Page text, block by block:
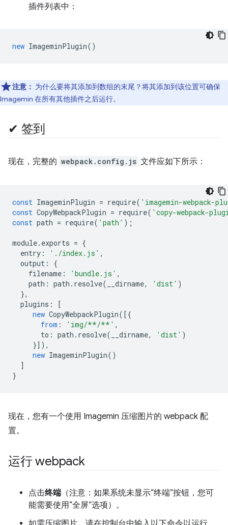
插件列表中：
new ImageminPlugin()
注意： 为什么要将其添加到数组的末尾？将其添加到该位置可确保
Imagemin 在所有其他插件之后运行。
✔︎ 签到
现在，完整的 webpack.config.js 文件应如下所示：
const ImageminPlugin = require( 'imagemin-webpack-
const CopyWebpackPlugin = require( 'copy-webpack-
const path = require( 'path' );
module. exports = {
entry : './index.js' ,
output :
{
filename : 'bundle.js' ,
path : path . resolve( __dirname, 'dist' )
},
plugins :
[
new CopyWebpackPlugin([{
from : 'img/**/**' ,
to : path . resolve( __dirname, 'dist' )
}]),
new ImageminPlugin()
]
}
现在，您有一个使用 Imagemin 压缩图片的 webpack 配
置。
运行 webpack
点击终端 （注意：如果系统未显示“终端”按钮，您可
能需要使用“全屏”选项）。